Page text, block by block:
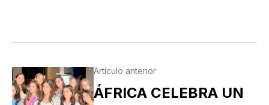
Artículo anterior
ÁFRICA CELEBRA UN